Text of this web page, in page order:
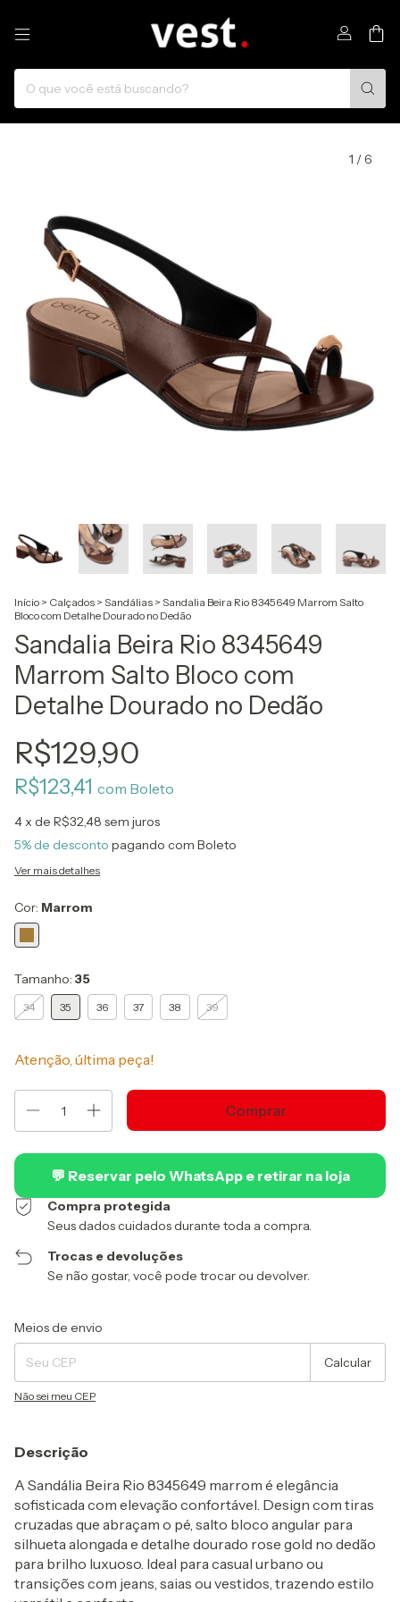
1 /6
Início > Calçados > Sandálias > Sandalia Beira Rio 8345649 Marrom Salto
Bloco com Detalhe Dourado no Dedão
Sandalia Beira Rio 8345649
Marrom Salto Bloco com
Detalhe Dourado no Dedão
R$129,90
R$123,41 com Boleto
4x de R$32,48 sem juros
5% de desconto pagando com Boleto
Ver mais detalhes
Cor: Marrom
Tamanho: 35
34 35 36 37 38 39
Atenção, última peça!
💬 Reservar pelo WhatsApp e retirar na loja
Compra protegida
Seus dados cuidados durante toda a compra.
Trocas e devoluções
Se não gostar, você pode trocar ou devolver.
Entregas para o CEP:
Meios de envio
Calcular
Não sei meu CEP
Descrição
A Sandália Beira Rio 8345649 marrom é elegância
sofisticada com elevação confortável. Design com tiras
cruzadas que abraçam o pé, salto bloco angular para
silhueta alongada e detalhe dourado rose gold no dedão
para brilho luxuoso. Ideal para casual urbano ou
transições com jeans, saias ou vestidos, trazendo estilo